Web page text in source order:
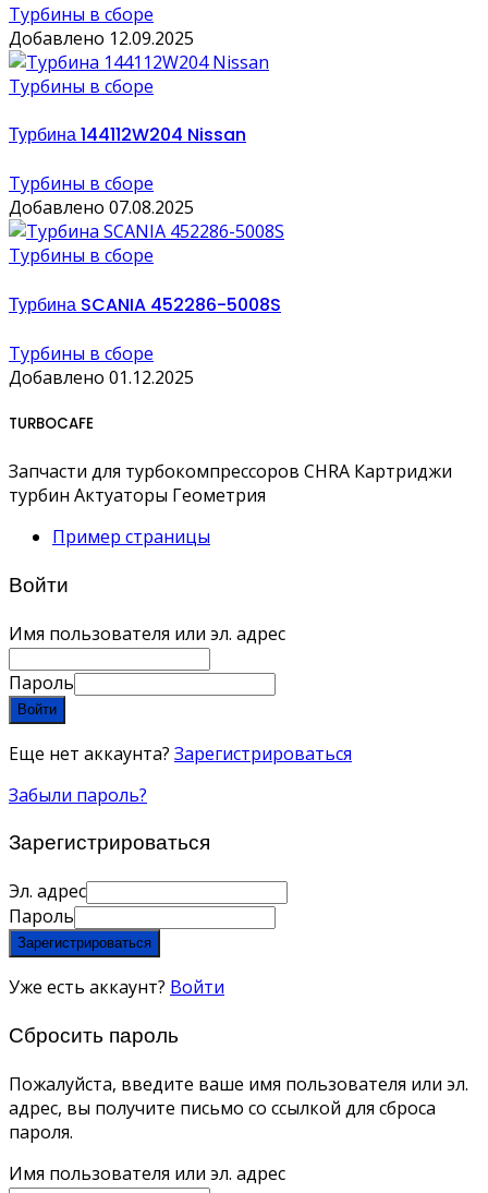
Турбины в сборе
Добавлено 12.09.2025
Турбины в сборе
Турбина 144112W204 Nissan
Турбины в сборе
Добавлено 07.08.2025
Турбины в сборе
Турбина SCANIA 452286-5008S
Турбины в сборе
Добавлено 01.12.2025
TURBOCAFE
Запчасти для турбокомпрессоров CHRA Картриджи
турбин Актуаторы Геометрия
Пример страницы
Войти
Имя пользователя или эл. адрес
Пароль
Войти
Еще нет аккаунта? Зарегистрироваться
Забыли пароль?
Зарегистрироваться
Эл. адрес
Пароль
Зарегистрироваться
Уже есть аккаунт? Войти
Сбросить пароль
Пожалуйста, введите ваше имя пользователя или эл.
адрес, вы получите письмо со ссылкой для сброса
пароля.
Имя пользователя или эл. адрес